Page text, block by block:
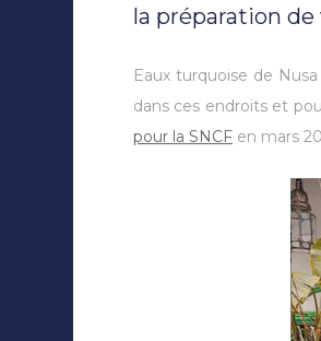
la préparation de
Eaux turquoise de
dans ces endroits et
pour la SNCF en mars